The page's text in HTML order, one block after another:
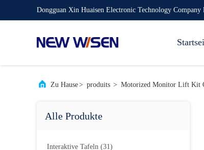
Dongguan Xin Huaisen Electronic Technology
Zu Hause> produits > Motorized Monitor Lift Kit
Alle Produkte
Interaktive Tafeln (31)